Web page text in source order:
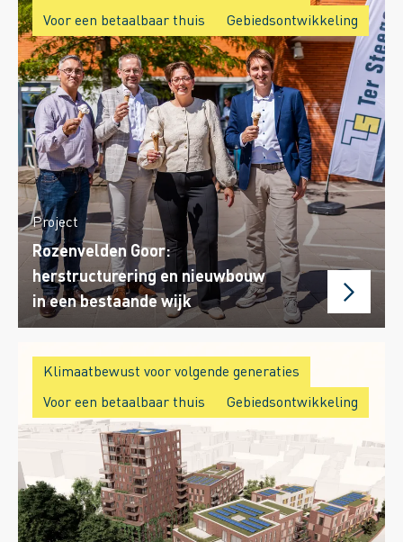
Project
Rozenvelden Goor:
herstructurering en nieuwbouw
in een bestaande wijk
Voor een betaalbaar thuis
Gebiedsontwikkeling
Klimaatbewust voor volgende generaties
Voor een betaalbaar thuis
Gebiedsontwikkeling